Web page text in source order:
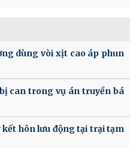
dùng vòi xịt cao áp phun
can trong vụ án truyền bá
hôn lưu động tại trại tạm